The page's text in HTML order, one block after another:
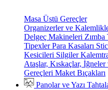
Masa Üstü Gereçler
Organizerler ve
Delgeç Makineleri
TipexlerPara Kasaları
Kesicileri Silgiler
Ataşlar, Kıskaçlar,
Gereçleri Maket Bıçakları
Panolar ve Yazı